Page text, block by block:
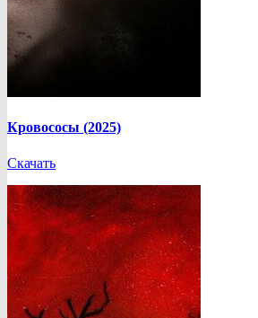
Кровососы (2025)
Скачать